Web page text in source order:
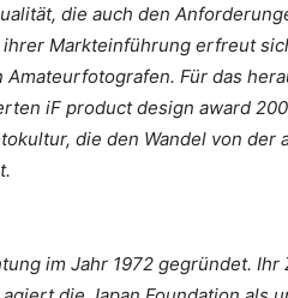
die auch den
Markteinführung erfreut
Für das
iF product design award
die den Wandel von der
im Jahr 1972 gegründet. Ihr